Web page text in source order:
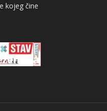
kojeg čine